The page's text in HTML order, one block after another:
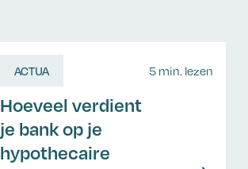
ACTUA 5 min. lezen
Hoeveel verdient
je bank op je
hypothecaire